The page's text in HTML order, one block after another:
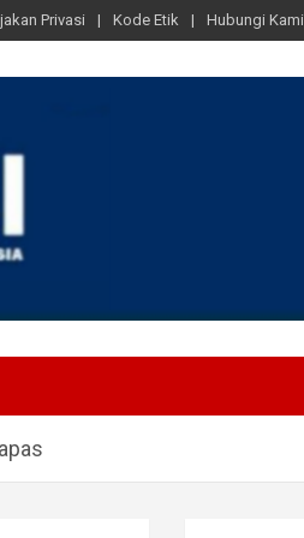
Privasi Kode Etik Hubungi Kami